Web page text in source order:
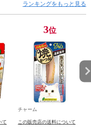
ランキングをもっと見る
て
3位
チャーム
この販売店の送料について